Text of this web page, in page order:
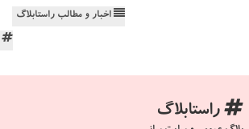
اخبار و مطالب راستابلاگ
راستابلاگ